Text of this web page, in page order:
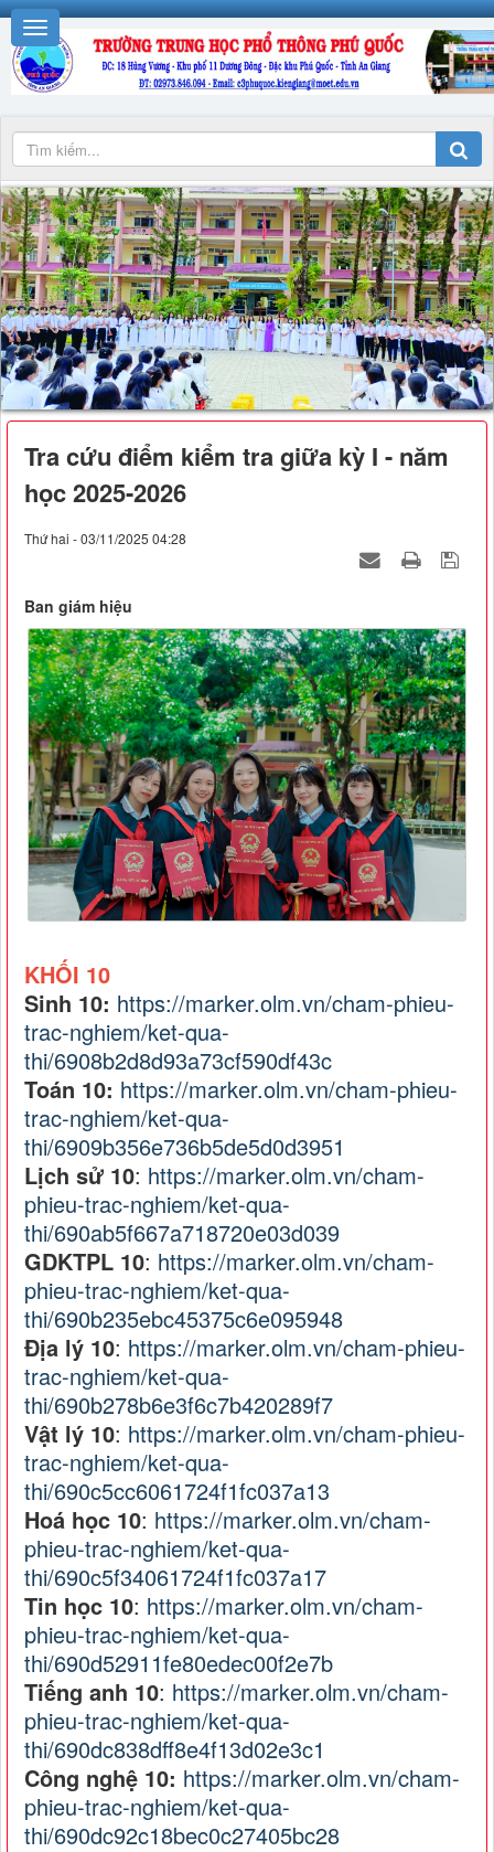
Tra cứu điểm kiểm tra giữa kỳ I - năm
học 2025-2026
Thứ hai - 03/11/2025 04:28
Ban giám hiệu
KHỐI 10
Sinh 10: https://marker.olm.vn/cham-phieu-
trac-nghiem/ket-qua-
thi/6908b2d8d93a73cf590df43c
Toán 10: https://marker.olm.vn/cham-phieu-
trac-nghiem/ket-qua-
thi/6909b356e736b5de5d0d3951
Lịch sử 10: https://marker.olm.vn/cham-
phieu-trac-nghiem/ket-qua-
thi/690ab5f667a718720e03d039
GDKTPL 10: https://marker.olm.vn/cham-
phieu-trac-nghiem/ket-qua-
thi/690b235ebc45375c6e095948
Địa lý 10: https://marker.olm.vn/cham-phieu-
trac-nghiem/ket-qua-
thi/690b278b6e3f6c7b420289f7
Vật lý 10: https://marker.olm.vn/cham-phieu-
trac-nghiem/ket-qua-
thi/690c5cc6061724f1fc037a13
Hoá học 10: https://marker.olm.vn/cham-
phieu-trac-nghiem/ket-qua-
thi/690c5f34061724f1fc037a17
Tin học 10: https://marker.olm.vn/cham-
phieu-trac-nghiem/ket-qua-
thi/690d52911fe80edec00f2e7b
Tiếng anh 10: https://marker.olm.vn/cham-
phieu-trac-nghiem/ket-qua-
thi/690dc838dff8e4f13d02e3c1
Công nghệ 10: https://marker.olm.vn/cham-
phieu-trac-nghiem/ket-qua-
thi/690dc92c18bec0c27405bc28